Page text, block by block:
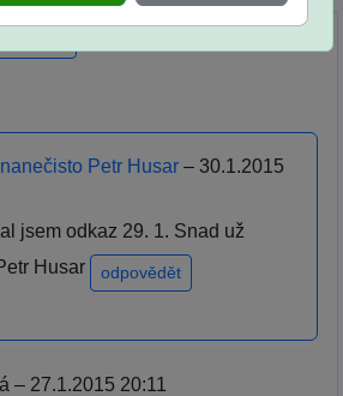
Petr Husar – 30.1.2015
jsem odkaz 29. 1. Snad už
Husar
odpovědět
– 27.1.2015 20:11